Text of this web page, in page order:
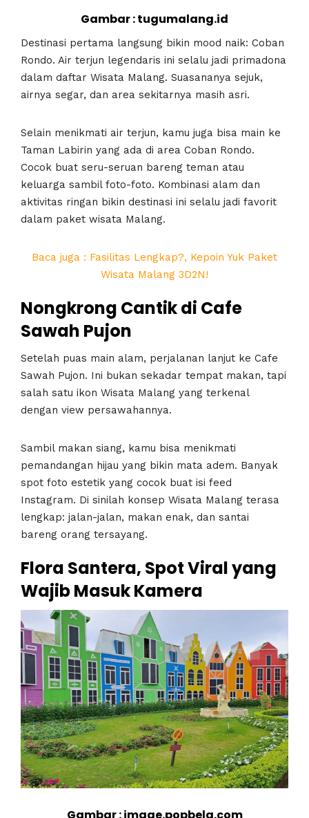
Gambar : tugumalang.id
Destinasi pertama langsung bikin mood naik: Coban
Rondo. Air terjun legendaris ini selalu jadi primadona
dalam daftar Wisata Malang. Suasananya sejuk,
airnya segar, dan area sekitarnya masih asri.
Selain menikmati air terjun, kamu juga bisa main ke
Taman Labirin yang ada di area Coban Rondo.
Cocok buat seru-seruan bareng teman atau
keluarga sambil foto-foto. Kombinasi alam dan
aktivitas ringan bikin destinasi ini selalu jadi favorit
dalam paket wisata Malang.
Baca juga : Fasilitas Lengkap?, Kepoin Yuk Paket
Wisata Malang 3D2N!
Nongkrong Cantik di Cafe
Sawah Pujon
Setelah puas main alam, perjalanan lanjut ke Cafe
Sawah Pujon. Ini bukan sekadar tempat makan, tapi
salah satu ikon Wisata Malang yang terkenal
dengan view persawahannya.
Sambil makan siang, kamu bisa menikmati
pemandangan hijau yang bikin mata adem. Banyak
spot foto estetik yang cocok buat isi feed
Instagram. Di sinilah konsep Wisata Malang terasa
lengkap: jalan-jalan, makan enak, dan santai
bareng orang tersayang.
Flora Santera, Spot Viral yang
Wajib Masuk Kamera